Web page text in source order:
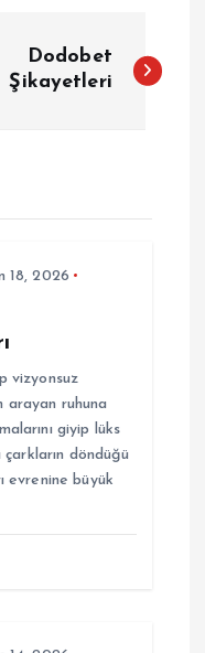
Dodobet
Şikayetleri
18, 2026
vizyonsuz
arayan ruhuna
giyip lüks
döndüğü
evrenine büyük